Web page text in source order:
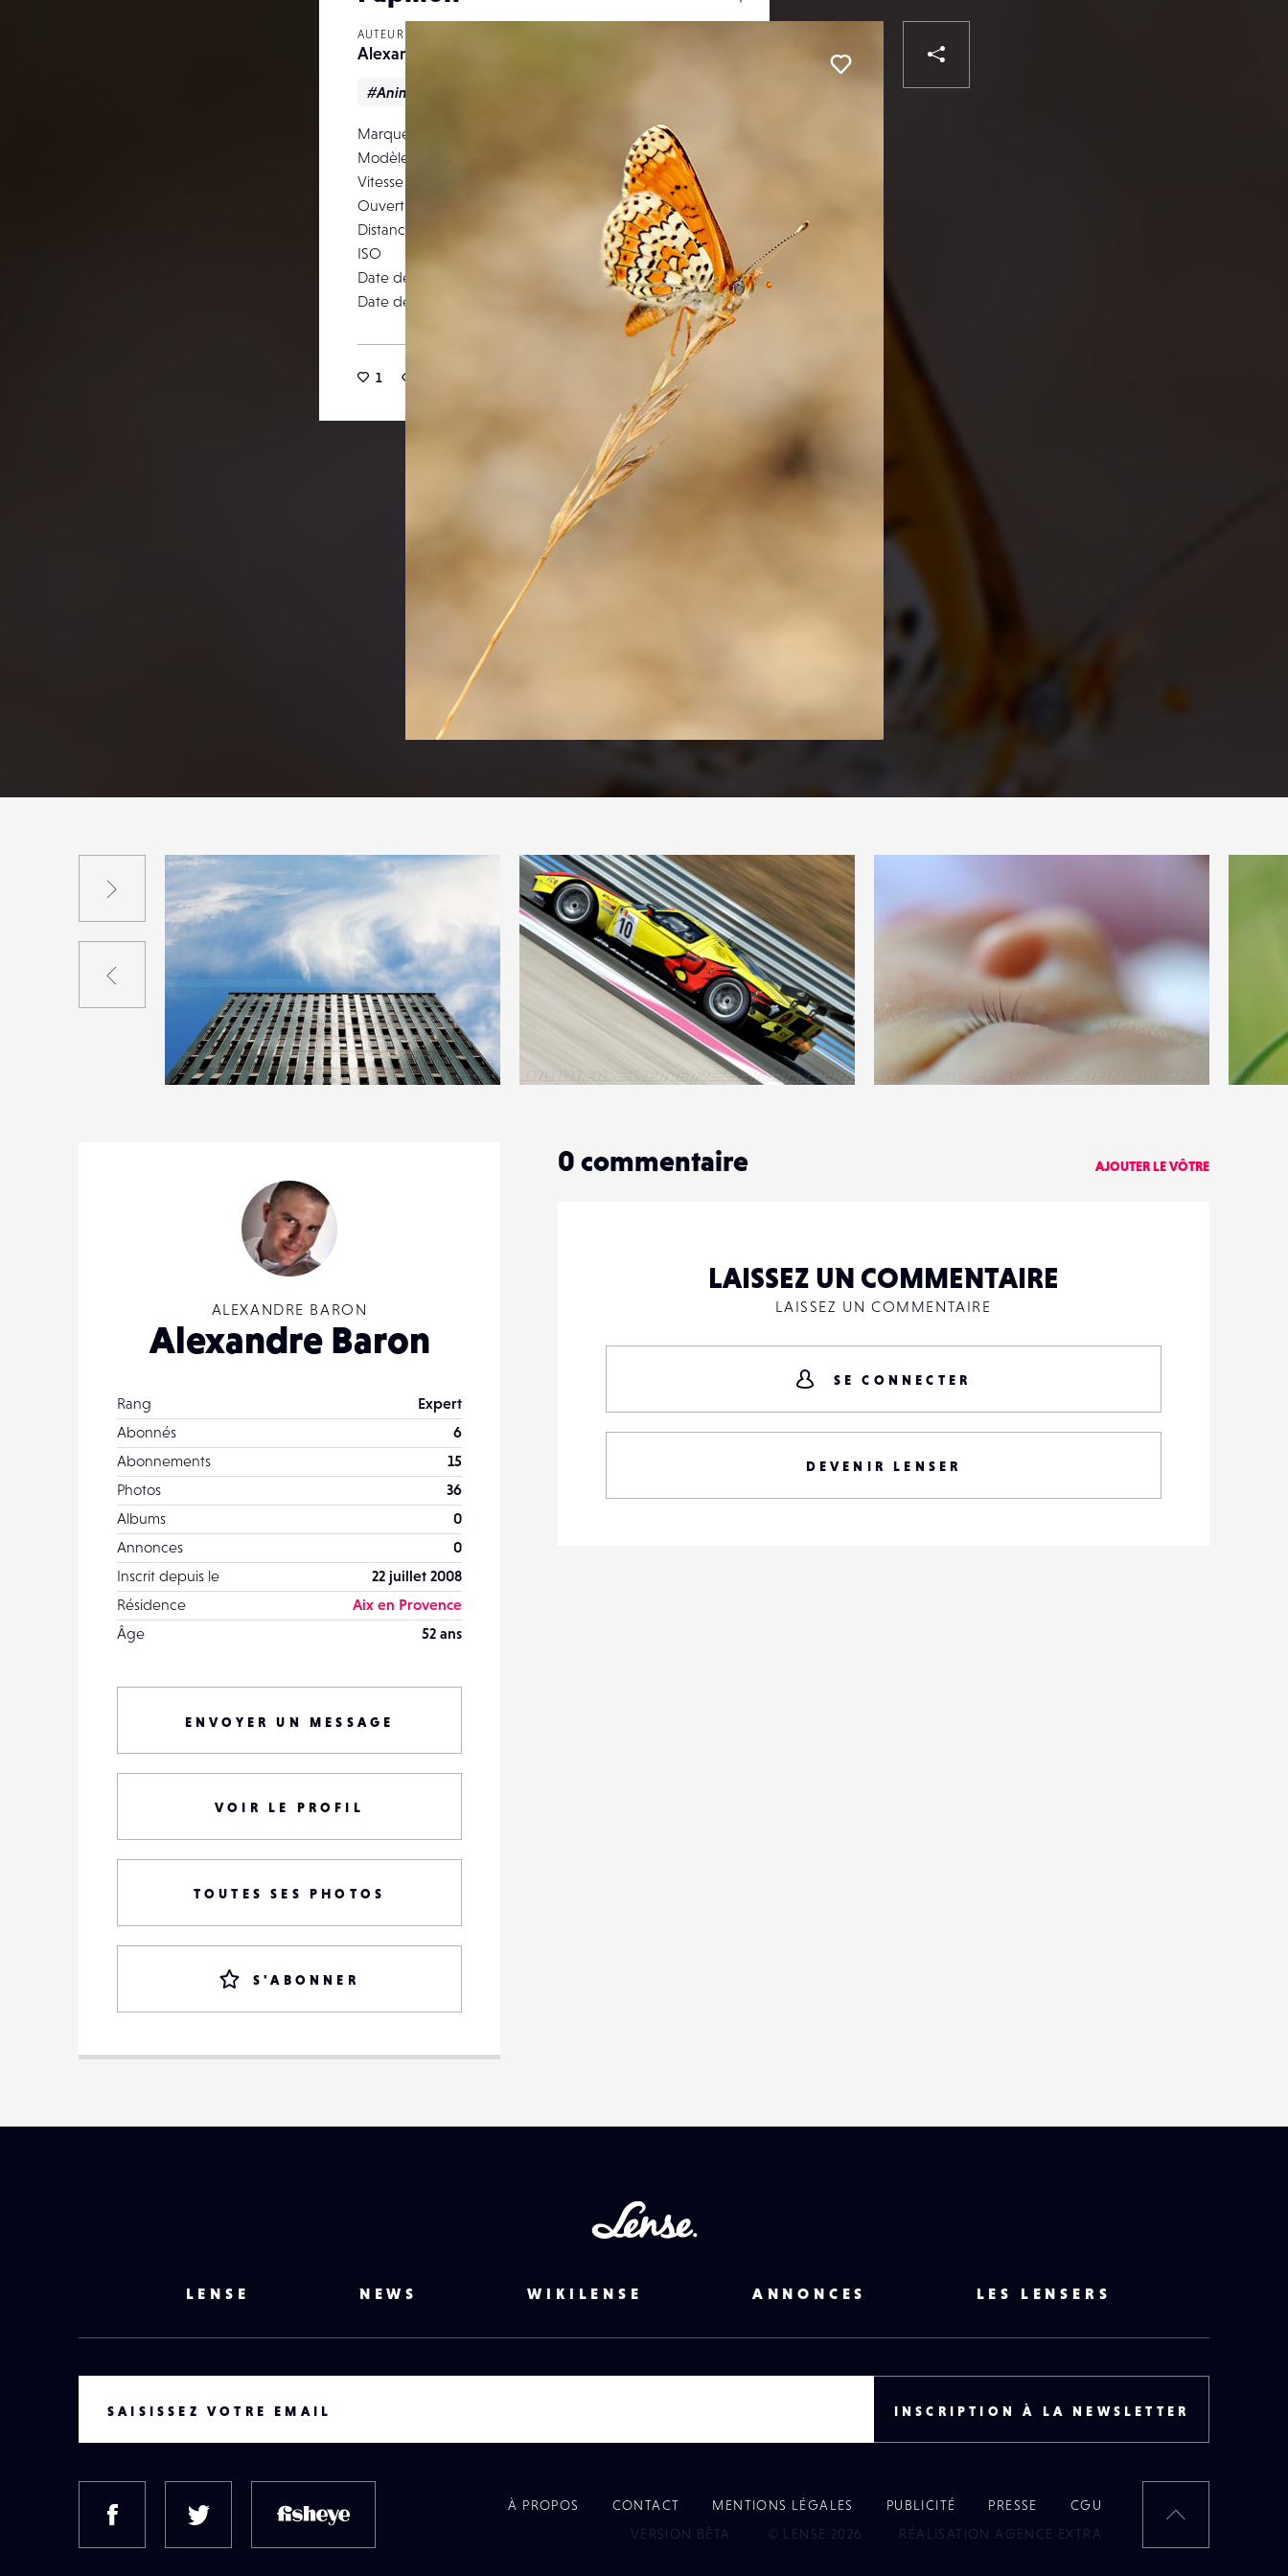
AUTEUR
Alexandre Baron
#Animalier
Marque
NIKON CORPORATION
Modèle
NIKON D3
Vitesse d’obturation
1/800
Ouverture
Distance focale
105 mm
ISO
200
Date de prise de vue
15 juillet 2009
Date de publication
02 mai 2011
1
/
0
13 12
0
14
Suivant
Précédent
ALEXANDRE BARON
Alexandre Baron
Rang
Expert
Abonnés
6
Abonnements
15
Photos
36
Albums
0
Annonces
0
Inscrit depuis le
22 juillet 2008
Résidence
Aix en Provence
Âge
52 ans
ENVOYER UN MESSAGE
VOIR LE PROFIL
TOUTES SES PHOTOS
S'ABONNER
0 commentaire AJOUTER LE VÔTRE
LAISSEZ UN COMMENTAIRE
LAISSEZ UN COMMENTAIRE
SE CONNECTER
DEVENIR LENSER
LENSE NEWS WIKILENSE ANNONCES LES LENSERS
SAISISSEZ VOTRE EMAIL INSCRIPTION À LA NEWSLETTER
FACEBOOK TWITTER
À PROPOS CONTACT MENTIONS LÉGALES PUBLICITÉ PRESSE
CGU
VERSION BÊTA
© LENSE 2026 RÉALISATION AGENCE EXTRA